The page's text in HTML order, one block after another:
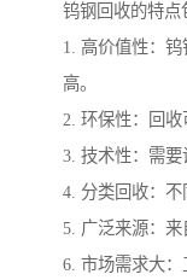
钨钢回收的特点
1. 高价值性：
高。
2. 环保性：回收
3. 技术性：需要
4. 分类回收：不
5. 广泛来源：来
6. 市场需求大：